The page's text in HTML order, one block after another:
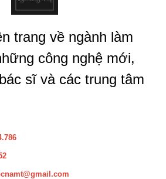
trang về ngành làm
công nghệ mới,
sĩ và các trung tâm